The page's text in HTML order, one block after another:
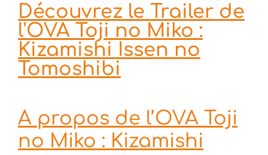
Découvrez le Trailer de
l'OVA Toji no Miko :
Kizamishi Issen no
Tomoshibi
A propos de l’OVA Toji
no Miko : Kizamishi